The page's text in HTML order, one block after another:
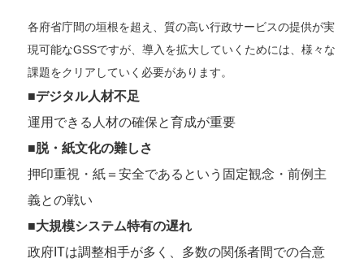
各府省庁間の垣根を超え、質の高い行政サービスの提供が実
現可能なGSSですが、導入を拡大していくためには、様々な
課題をクリアしていく必要があります。
■デジタル人材不足
運用できる人材の確保と育成が重要
■脱・紙文化の難しさ
押印重視・紙＝安全であるという固定観念・前例主
義との戦い
■大規模システム特有の遅れ
政府ITは調整相手が多く、多数の関係者間での合意